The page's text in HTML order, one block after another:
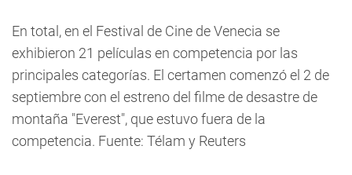
En total, en el Festival de Cine de Venecia se
exhibieron 21 películas en competencia por las
principales categorías. El certamen comenzó el 2 de
septiembre con el estreno del filme de desastre de
montaña "Everest", que estuvo fuera de la
competencia. Fuente: Télam y Reuters